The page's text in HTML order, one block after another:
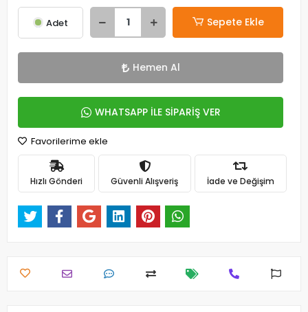
Adet Sepete Ekle
Hemen Al
WHATSAPP İLE SİPARİŞ VER
Favorilerime ekle
Hızlı Gönderi Güvenli Alışveriş İade ve Değişim